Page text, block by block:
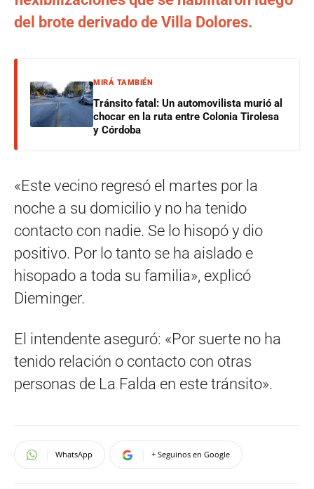
del brote derivado de Villa Dolores.
MIRÁ TAMBIÉN
Tránsito fatal: Un automovilista murió al
chocar en la ruta entre Colonia Tirolesa
y Córdoba
«Este vecino regresó el martes por la
noche a su domicilio y no ha tenido
contacto con nadie. Se lo hisopó y dio
positivo. Por lo tanto se ha aislado e
hisopado a toda su familia», explicó
Dieminger.
El intendente aseguró: «Por suerte no ha
tenido relación o contacto con otras
personas de La Falda en este tránsito».
WhatsApp + Seguinos en Google